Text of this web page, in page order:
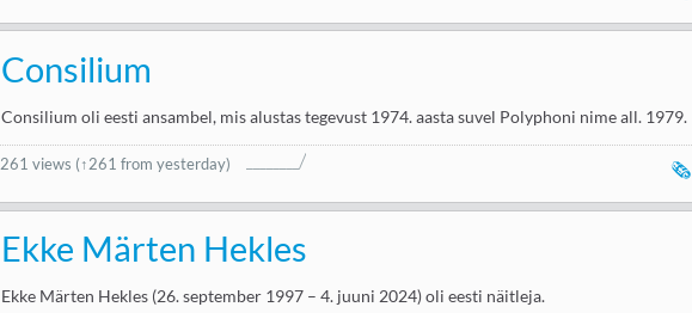
Consilium
Consilium oli eesti ansambel, mis alustas tegevust 1974. aasta suvel Polyphoni nime all. 1979.
261 views (↑261 from yesterday) 🗞️
Ekke Märten Hekles
Ekke Märten Hekles (26. september 1997 – 4. juuni 2024) oli eesti näitleja.